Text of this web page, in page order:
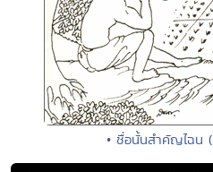
• ชื่อนั้นสำคัญไฉน